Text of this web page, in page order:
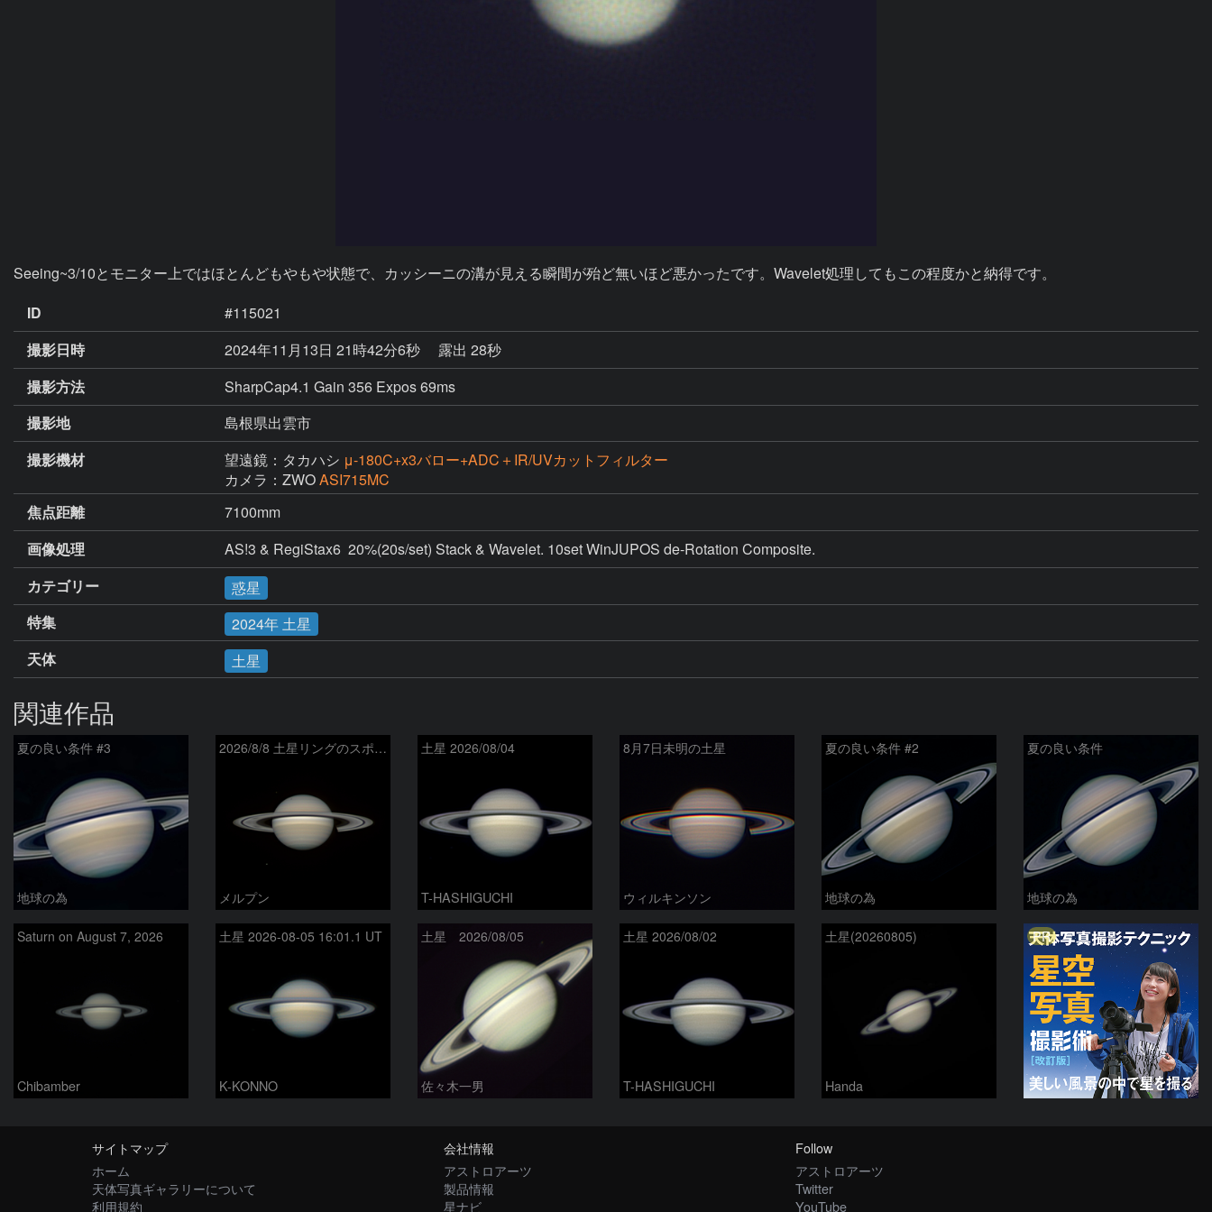
Seeing~3/10とモニター上ではほとんどもやもや状態で、カッシーニの溝が見える瞬間が殆ど無いほど悪かったです。Wavelet処理してもこの程度かと納得です。
ID
#115021
撮影日時
2024年11月13日 21時42分6秒
露出 28秒
撮影方法
SharpCap4.1 Gain 356 Expos 69ms
撮影地
島根県出雲市
撮影機材
望遠鏡：タカハシ μ-180C+x3バロー+ADC＋IR/UVカットフィルター
カメラ：ZWOASI715MC
焦点距離
7100mm
画像処理
AS!3 & RegiStax6  20%(20s/set) Stack & Wavelet. 10set WinJUPOS de-Rotation Composite.
カテゴリー
惑星
特集
2024年 土星
天体
土星
関連作品
夏の良い条件 #3
地球の為
2026/8/8 土星リングのスポーク
メルプン
土星 2026/08/04
T-HASHIGUCHI
8月7日未明の土星
ウィルキンソン
夏の良い条件 #2
地球の為
夏の良い条件
地球の為
Saturn on August 7, 2026
Chibamber
土星 2026-08-05 16:01.1 UT
K-KONNO
土星 2026/08/05
佐々木一男
土星 2026/08/02
T-HASHIGUCHI
土星(20260805)
Handa
PR
サイトマップ
ホーム
天体写真ギャラリーについて
利用規約
会社情報
アストロアーツ
製品情報
星ナビ
Follow
アストロアーツ
Twitter
YouTube